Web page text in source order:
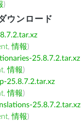
)
ウンロード
,情報)
25.8.7.2.tar.xz
,情報)
25.8.7.2.tar.xz
,情報)
25.8.7.2.tar.xz
,情報)